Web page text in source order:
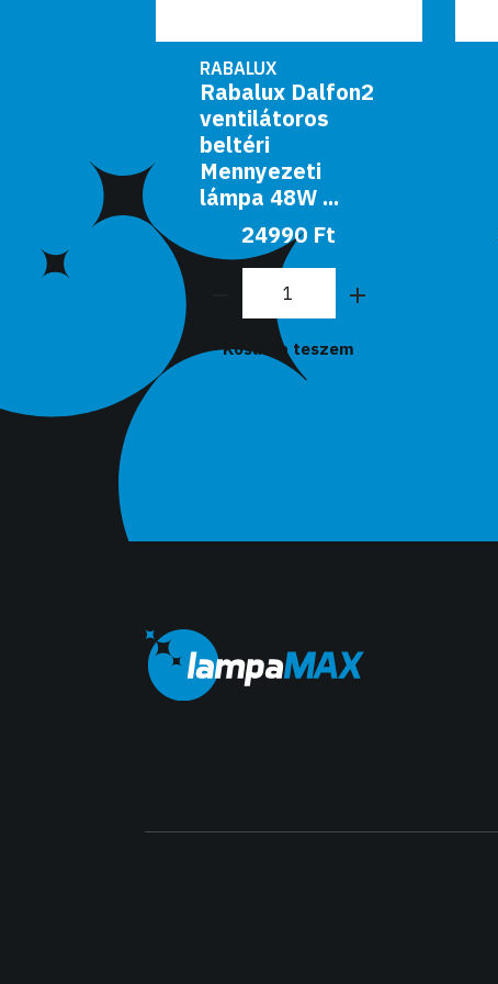
RABALUX
Rabalux Beltéri
LED mennyezeti
lámpa 12W
960lm 4000K
fehér...
3425 Ft
6990 Ft
Kosárba teszem